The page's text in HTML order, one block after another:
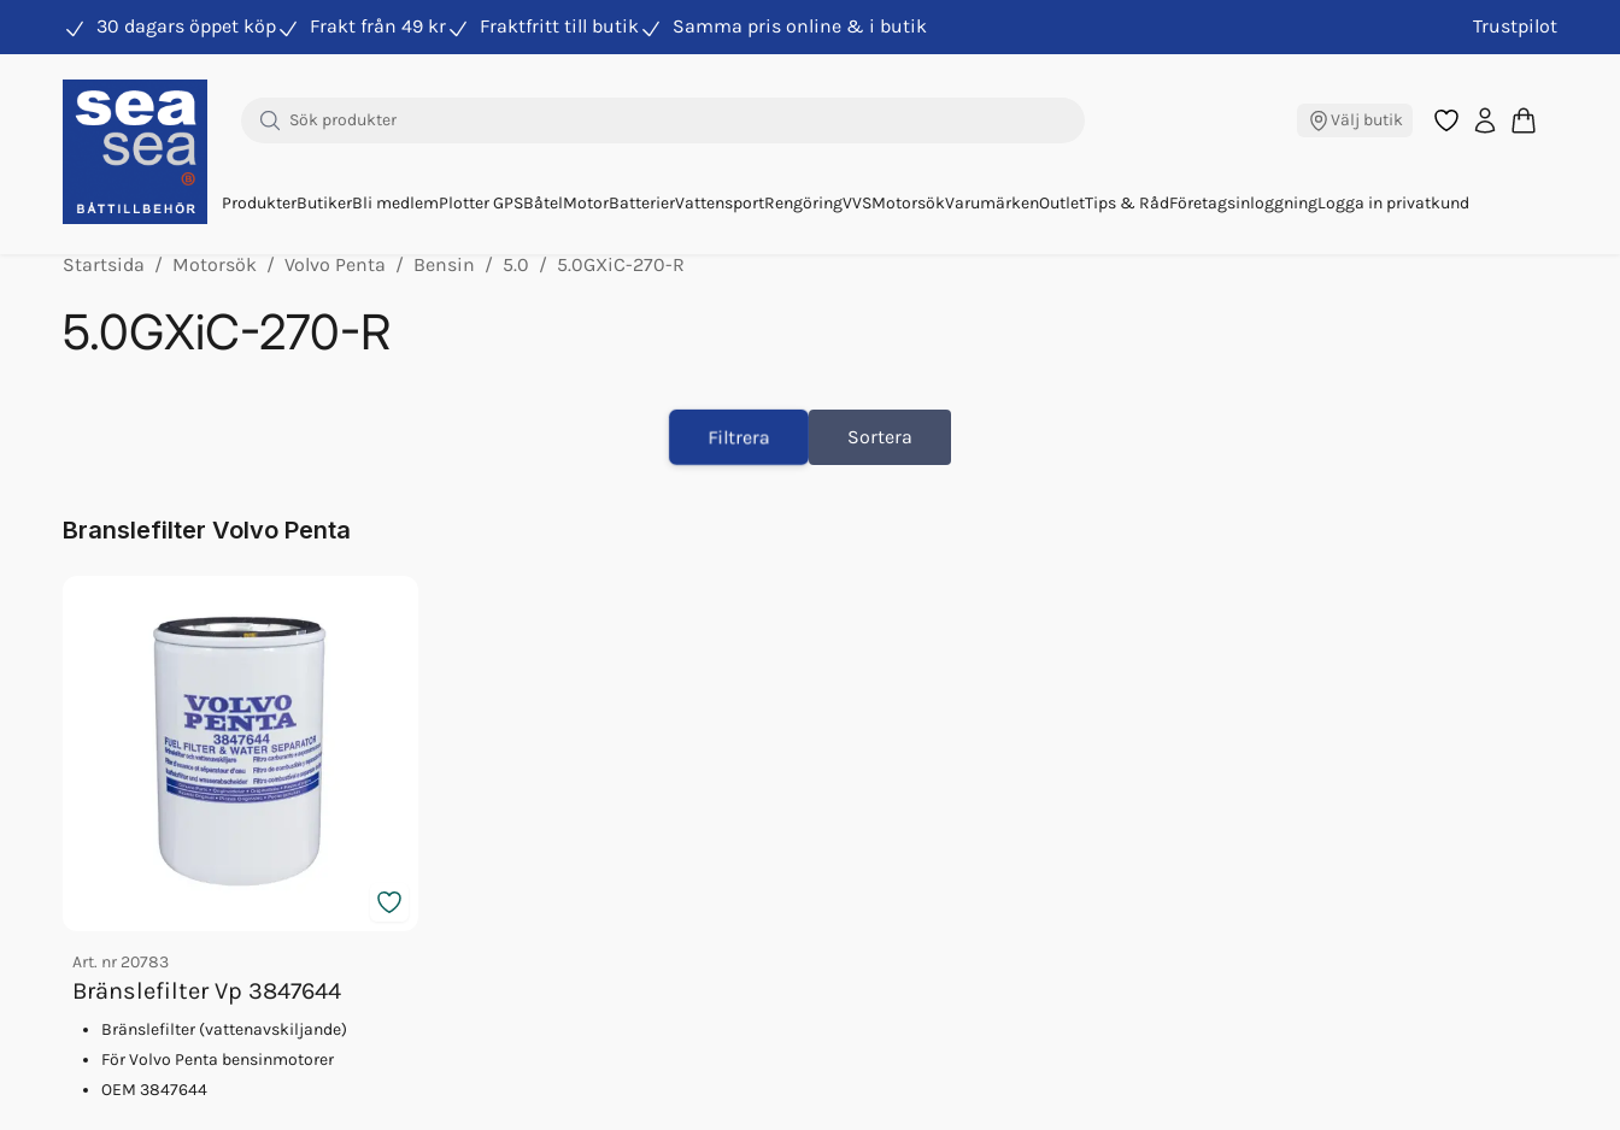
30 dagars öppet köp Frakt från 49 kr Fraktfritt till butik Samma pris online & i butik Trustpilot
Välj butik
ProdukterButikerBli medlemPlotter GPSBåtelMotorBatterierVattensportRengöringVVSMotorsökVarumärkenOutletTips & RådFöretagsinloggningLogga in privatkund
Hitta rätt produkter till din båtmotor
Startsida Motorsök Volvo Penta Bensin 5.0 5.0GXiC-270-R
5.0GXiC-270-R
Olja Volvo 5w/40 1l 23211287
Glykol Volvo 5l Orange Konc
Impeller Vp 22307636
Filtrera Sortera
Branslefilter Volvo Penta
Art. nr 20783
Bränslefilter Vp 3847644
Bränslefilter (vattenavskiljande)
För Volvo Penta bensinmotorer
OEM 3847644